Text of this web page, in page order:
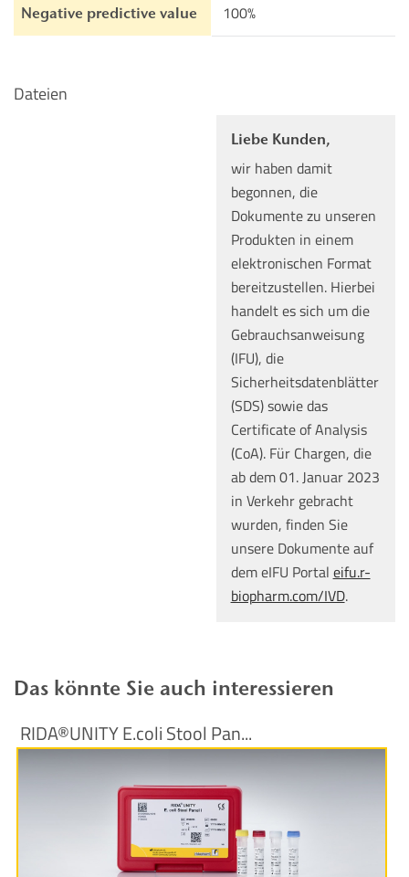
Negative predictive value 100%
Dateien
Liebe Kunden,
wir haben damit
begonnen, die
Dokumente zu unseren
Produkten in einem
elektronischen Format
bereitzustellen. Hierbei
handelt es sich um die
Gebrauchsanweisung
(IFU), die
Sicherheitsdatenblätter
(SDS) sowie das
Certificate of Analysis
(CoA). Für Chargen, die
ab dem 01. Januar 2023
in Verkehr gebracht
wurden, finden Sie
unsere Dokumente auf
dem eIFU Portal eifu.r-
biopharm.com/IVD.
Das könnte Sie auch interessieren
RIDA®UNITY E.coli Stool Pan...
Produktinformationen